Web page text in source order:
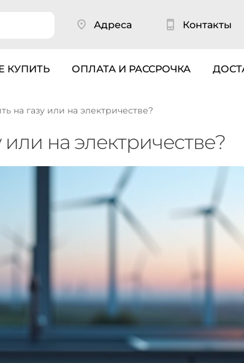
Адреса Контакты
КУПИТЬ ОПЛАТА И РАССРОЧКА
на газу или на электричестве?
или на электричестве?